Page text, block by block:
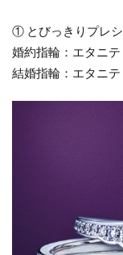
① とびっきりプレシ
婚約指輪：エタニテ
結婚指輪：エタニテ